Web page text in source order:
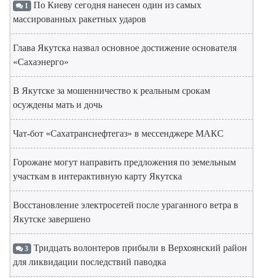
1 По Киеву сегодня нанесен один из самых
массированных ракетных ударов
Глава Якутска назвал основное достижение основателя
«Сахаэнерго»
В Якутске за мошенничество к реальным срокам
осуждены мать и дочь
Чат-бот «Сахатранснефтегаз» в мессенджере МАКС
Горожане могут направить предложения по земельным
участкам в интерактивную карту Якутска
Восстановление электросетей после ураганного ветра в
Якутске завершено
3 Тридцать волонтеров прибыли в Верхоянский район
для ликвидации последствий паводка